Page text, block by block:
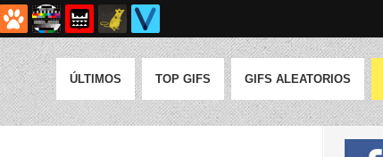
ÚLTIMOS TOP GIFS GIFS ALEATORIOS